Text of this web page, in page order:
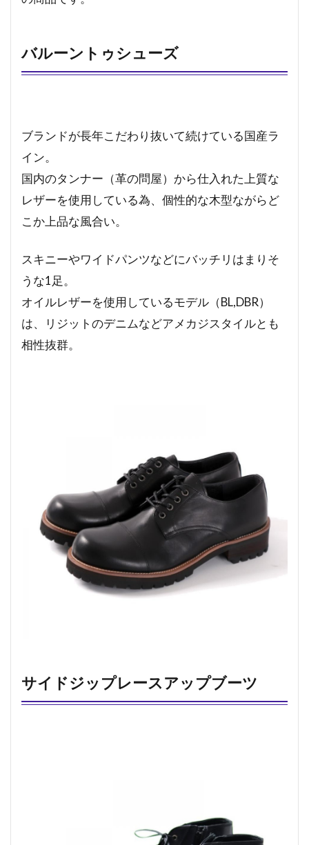
バルーントゥシューズ
ブランドが長年こだわり抜いて続けている国産ラ
イン。
国内のタンナー（革の問屋）から仕入れた上質な
レザーを使用している為、個性的な木型ながらど
こか上品な風合い。
スキニーやワイドパンツなどにバッチリはまりそ
うな1足。
オイルレザーを使用しているモデル（BL,DBR）
は、リジットのデニムなどアメカジスタイルとも
相性抜群。
サイドジップレースアップブーツ